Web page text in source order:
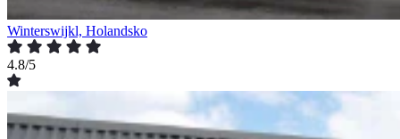
Winterswijkl, Holandsko
4.8/5